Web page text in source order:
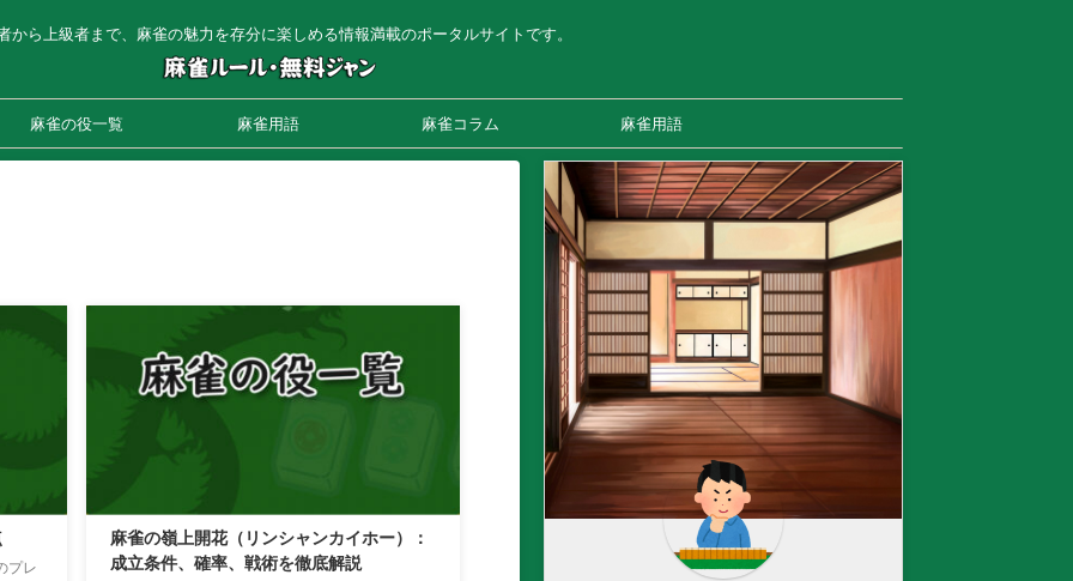
から上級者まで、麻雀の魅力を存分に楽しめる情報満載のポータルサイトです。
麻雀の役一覧 麻雀用語 麻雀コラム 麻雀用語
プレ
麻雀の嶺上開花（リンシャンカイホー）：
成立条件、確率、戦術を徹底解説